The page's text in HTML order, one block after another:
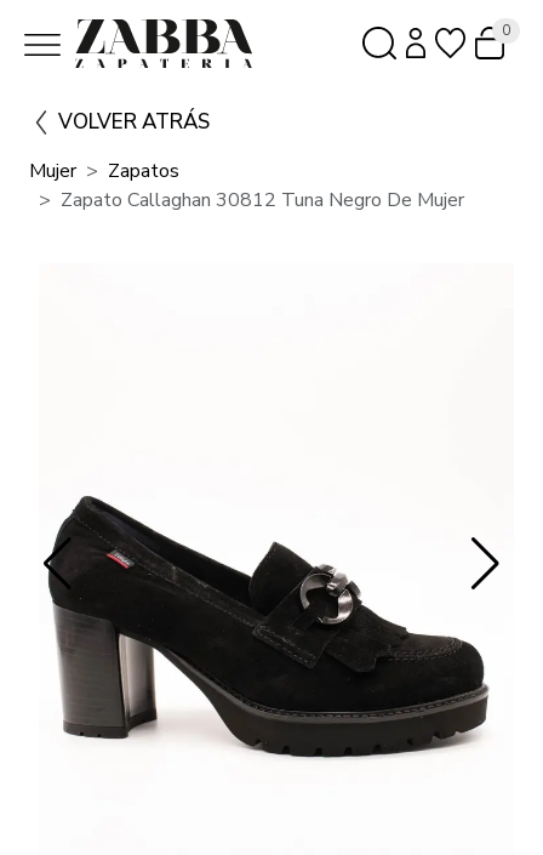
0
VOLVER ATRÁS
Mujer
Zapatos
Zapato Callaghan 30812 Tuna Negro De Mujer